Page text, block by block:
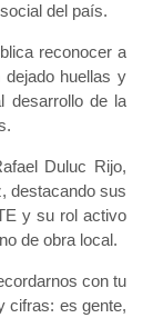
del país.
reconocer a
huellas y
desarrollo de la
Duluc Rijo,
destacando sus
y su rol activo
de obra local.
con tu
cifras: es gente,